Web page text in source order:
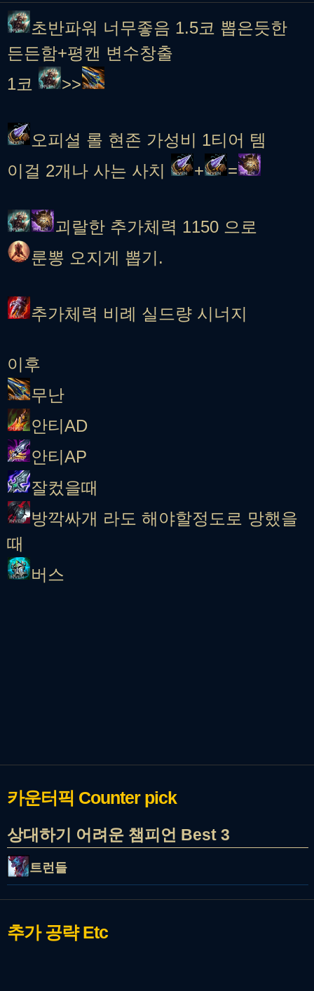
초반파워 너무좋음 1.5코 뽑은듯한
든든함+평캔 변수창출
1코
>>
오피셜 롤 현존 가성비 1티어 템
이걸 2개나 사는 사치
+ =
괴랄한 추가체력 1150 으로
룬뽕 오지게 뽑기.
추가체력 비례 실드량 시너지
이후
무난
안티AD
안티AP
잘컸을때
방깍싸개 라도 해야할정도로 망했을
때
버스
카운터픽 Counter pick
상대하기 어려운 챔피언 Best 3
트런들
추가 공략Etc